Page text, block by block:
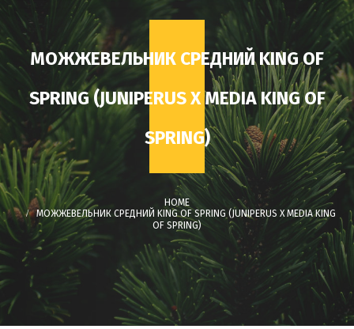
МОЖЖЕВЕЛЬНИК СРЕДНИЙ KING OF
SPRING (JUNIPERUS X MEDIA KING OF
SPRING)
МОЖЖЕВЕЛЬНИК СРЕДНИЙ KING OF SPRING (JUNIPERUS X MEDIA KING
OF SPRING)